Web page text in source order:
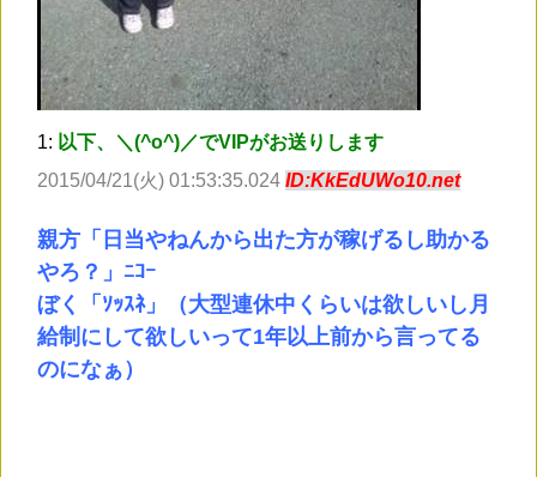
1: 以下、＼(^o^)／でVIPがお送りします
2015/04/21(火) 01:53:35.024 ID:KkEdUWo10.net
親方「日当やねんから出た方が稼げるし助かる
やろ？」ﾆｺｰ
ぼく「ｿｯｽﾈ」（大型連休中くらいは欲しいし月
給制にして欲しいって1年以上前から言ってる
のになぁ）